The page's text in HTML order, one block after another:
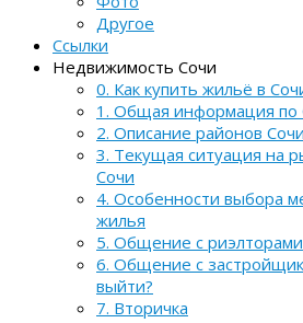
Другое
Ссылки
Недвижимость Сочи
0. Как купить жильё в
1. Общая информация по
2. Описание районов Сочи
3. Текущая ситуация на
Сочи
4. Особенности выбора
жилья
5. Общение с риэлторами
6. Общение с
выйти?
7. Вторичка